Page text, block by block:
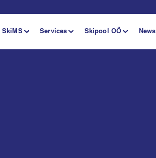
SkiMS Services Skipool OÖ News